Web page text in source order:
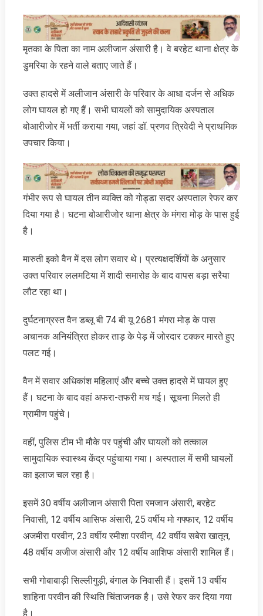
मृतका के पिता का नाम अलीजान अंसारी है। वे बरहेट थाना क्षेत्र के
डुमरिया के रहने वाले बताए जाते हैं।
उक्त हादसे में अलीजान अंसारी के परिवार के आधा दर्जन से अधिक
लोग घायल हो गए हैं। सभी घायलों को सामुदायिक अस्पताल
बोआरीजोर में भर्ती कराया गया, जहां डॉ. प्रणव त्रिवेदी ने प्राथमिक
उपचार किया।
गंभीर रूप से घायल तीन व्यक्ति को गोड्डा सदर अस्पताल रेफर कर
दिया गया है। घटना बोआरीजोर थाना क्षेत्र के मंगरा मोड़ के पास हुई
है।
मारुती इको वैन में दस लोग सवार थे। प्रत्यक्षदर्शियों के अनुसार
उक्त परिवार ललमटिया में शादी समारोह के बाद वापस बड़ा सरैया
लौट रहा था।
दुर्घटनाग्रस्त वैन डब्लू बी 74 बी यू 2681 मंगरा मोड़ के पास
अचानक अनियंत्रित होकर ताड़ के पेड़ में जोरदार टक्कर मारते हुए
पलट गई।
वैन में सवार अधिकांश महिलाएं और बच्चे उक्त हादसे में घायल हुए
हैं। घटना के बाद वहां अफरा-तफरी मच गई। सूचना मिलते ही
ग्रामीण पहुंचे।
वहीं, पुलिस टीम भी मौके पर पहुंची और घायलों को तत्काल
सामुदायिक स्वास्थ्य केंद्र पहुंचाया गया। अस्पताल में सभी घायलों
का इलाज चल रहा है।
इसमें 30 वर्षीय अलीजान अंसारी पिता रमजान अंसारी, बरहेट
निवासी, 12 वर्षीय आसिफ अंसारी, 25 वर्षीय मो गफ्फार, 12 वर्षीय
अजमीरा परवीन, 23 वर्षीय रमीशा परवीन, 42 वर्षीय सबेरा खातून,
48 वर्षीय अजीज अंसारी और 12 वर्षीय आशिफ अंसारी शामिल हैं।
सभी गोबाबाड़ी सिल्लीगुड़ी, बंगाल के निवासी हैं। इसमें 13 वर्षीय
शाहिना परवीन की स्थिति चिंताजनक है। उसे रेफर कर दिया गया
है।